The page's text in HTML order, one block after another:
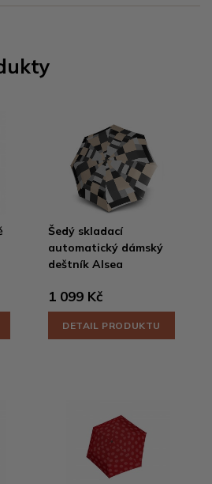
Šedý skladací
automatický dámský
deštník Alsea
1 099 Kč
DETAIL PRODUKTU